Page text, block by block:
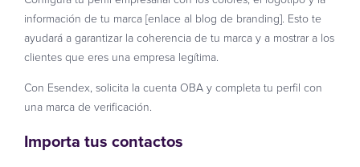
información de tu marca [enlace al blog de branding]. Esto te
ayudará a garantizar la coherencia de tu marca y a mostrar a los
clientes que eres una empresa legítima.
Con Esendex, solicita la cuenta OBA y completa tu perfil con
una marca de verificación.
Importa tus contactos